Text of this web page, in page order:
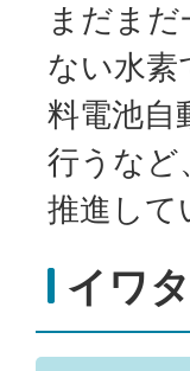
まだま
ない水素
料電池自
行うなど
推進して
イワ